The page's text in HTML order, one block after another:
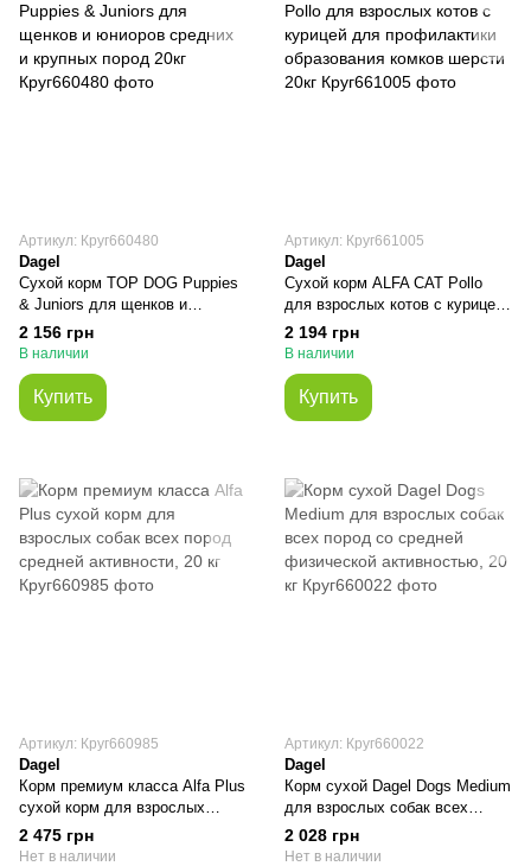
Артикул: Круг660480
Dagel
Сухой корм TOP DOG Puppies
& Juniors для щенков и
юниоров средних и крупных
пород 20кг
2 156 грн
В наличии
Купить
Артикул: Круг661005
Dagel
Сухой корм ALFA CAT Pollo
для взрослых котов с курицей
для профилактики
образования комков шерсти
2 194 грн
В наличии
Купить
Артикул: Круг660985
Dagel
Корм премиум класса Alfa Plus
сухой корм для взрослых
собак всех пород средней
активности, 20 кг
2 475 грн
Нет в наличии
Артикул: Круг660022
Dagel
Корм сухой Dagel Dogs Medium
для взрослых собак всех
пород со средней физической
активностью, 20 кг
2 028 грн
Нет в наличии